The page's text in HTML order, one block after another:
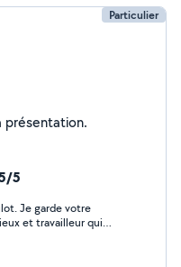
Particulier
Je n'ai pas encore renseigné ma présentation.
5
Je garde votre